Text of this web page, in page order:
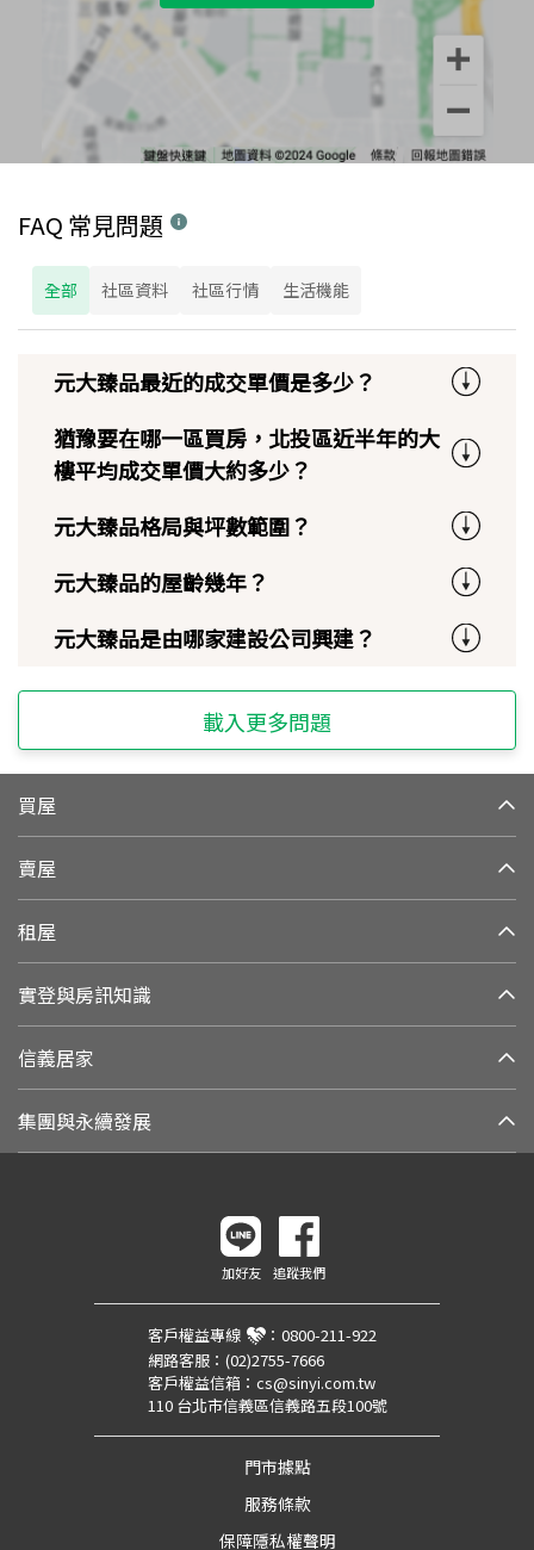
FAQ 常見問題
全部 社區資料 社區行情 生活機能
元大臻品最近的成交單價是多少？
猶豫要在哪一區買房，北投區近半年的大
樓平均成交單價大約多少？
元大臻品格局與坪數範圍？
元大臻品的屋齡幾年？
元大臻品是由哪家建設公司興建？
載入更多問題
買屋
賣屋
租屋
實登與房訊知識
信義居家
集團與永續發展
加好友 追蹤我們
客戶權益專線 ： 0800-211-922
網路客服： (02)2755-7666
客戶權益信箱： cs@sinyi.com.tw
110 台北市信義區信義路五段100號
門市據點
服務條款
保障隱私權聲明